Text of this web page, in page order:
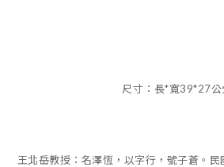
尺寸：長*寬39*27公
王北岳教授：名澤恆，以字行，號子蒼。